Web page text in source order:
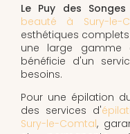
Le Puy des Songes
beauté à Sury-le-
esthétiques
une large gamme
bénéficie d'un
besoins.
Pour une épilation
des services d'
Sury-le-Comtal,